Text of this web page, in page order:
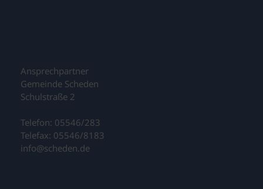
Ansprechpartner
Gemeinde Scheden
Schulstraße 2
Telefon: 05546/283
Telefax: 05546/8183
info@scheden.de